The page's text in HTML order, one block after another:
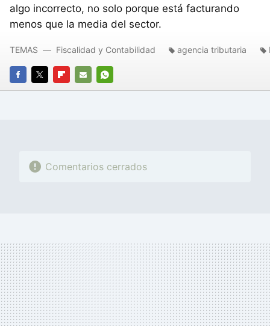
algo incorrecto, no solo porque está facturando
menos que la media del sector.
FACEBOOK
TWITTERFLIPBOARD
E-
WHATSAPP
TEMAS Fiscalidad y Contabilidad agencia tributaria
Comentarios cerrados